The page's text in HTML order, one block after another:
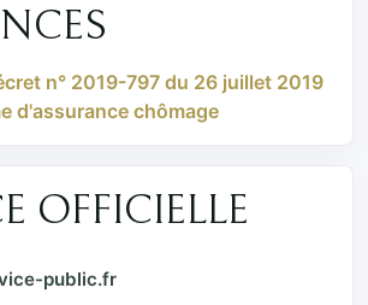
n° 2019-797 du 26 juillet 2019
d'assurance chômage
OFFICIELLE
public.fr